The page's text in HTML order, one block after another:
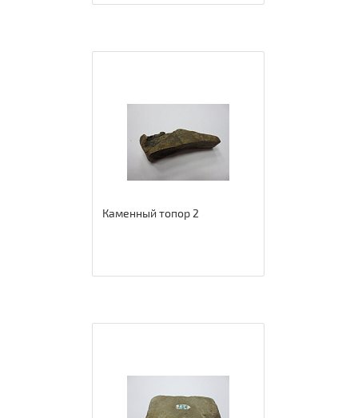
Каменный топор 2